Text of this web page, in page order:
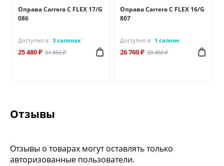
Оправа Carrera C FLEX 17/G
086
Доступно в 3 салонах
25 480 ₽ 31 850 ₽
Оправа Carrera C FLEX 16/G
807
Доступно в 1 салоне
26 760 ₽ 33 450 ₽
Отзывы
Отзывы о товарах могут оставлять только
авторизованные пользователи.